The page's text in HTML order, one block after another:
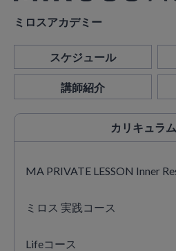
ミロスアカデミー
スケジュール
講師紹介
カリキュラム
MA PRIVATE LESSON Inner
ミロス 実践コース
Lifeコース